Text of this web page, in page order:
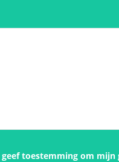
geef toestemming om mijn